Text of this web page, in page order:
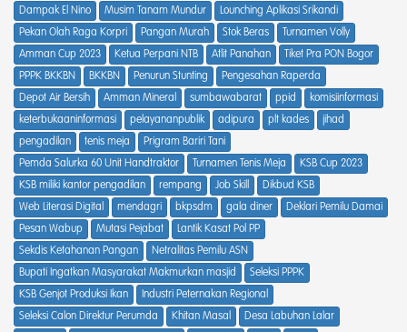
Dampak El Nino
Musim Tanam Mundur
Lounching Aplikasi Srikandi
Pekan Olah Raga Korpri
Pangan Murah Stok Beras
Turnamen Volly
Amman Cup 2023
Ketua Perpani NTB Atlit Panahan
Tiket Pra PON Bogor
PPPK BKKBN
BKKBN Penurun Stunting
Pengesahan Raperda
Depot Air Bersih
Amman Mineral sumbawabarat ppid
komisiinformasi
keterbukaaninformasi
pelayananpublik adipura plt kades
jihad
pengadilan
tenis meja
Prigram Bariri Tani
Pemda Salurka 60 Unit Handtraktor
Turnamen Tenis Meja
KSB Cup 2023
KSB miliki kantor pengadilan
rempang Job Skill
Dikbud KSB
Web Literasi Digital
mendagri bkpsdm gala diner
Deklari Pemilu Damai
Pesan Wabup
Mutasi Pejabat
Lantik Kasat Pol PP
Sekdis Ketahanan Pangan
Netralitas Pemilu ASN
Bupati Ingatkan Masyarakat Makmurkan masjid
Seleksi PPPK
KSB Genjot Produksi Ikan
Industri Peternakan Regional
Seleksi Calon Direktur Perumda
Khitan Masal
Desa Labuhan Lalar